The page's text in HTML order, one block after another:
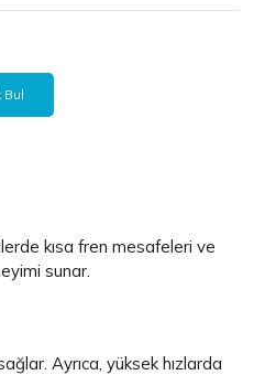
Bul
kısa fren mesafeleri ve
sunar.
Ayrıca, yüksek hızlarda